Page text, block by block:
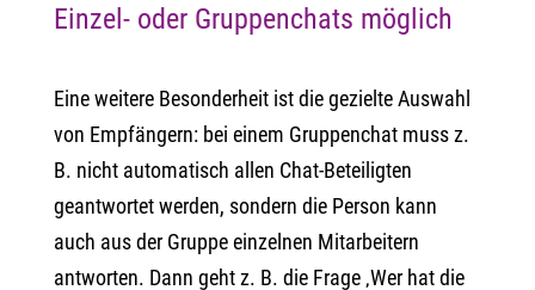
Einzel- oder Gruppenchats möglich
Eine weitere Besonderheit ist die gezielte Auswahl
von Empfängern: bei einem Gruppenchat muss z.
B. nicht automatisch allen Chat-Beteiligten
geantwortet werden, sondern die Person kann
auch aus der Gruppe einzelnen Mitarbeitern
antworten. Dann geht z. B. die Frage ‚Wer hat die